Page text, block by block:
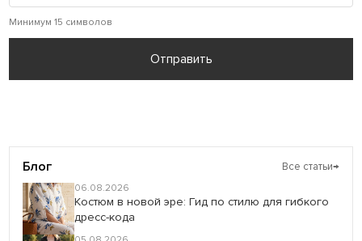
Минимум 15 символов
Отправить
Блог Все статьи→
06.08.2026
Костюм в новой эре: Гид по стилю для гибкого
дресс-кода